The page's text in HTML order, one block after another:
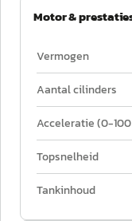
Motor &
Vermogen
Aantal cilinders
Acceleratie (0-
Topsnelheid
Tankinhoud